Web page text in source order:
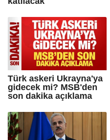
Türk askeri Ukrayna'ya
gidecek mi? MSB'den
son dakika açıklama